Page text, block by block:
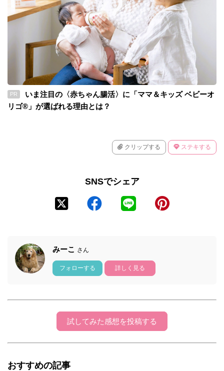
PR
いま注目の〈赤ちゃん腸活〉に「ママ＆キッズ ベビーオ
リゴ®」が選ばれる理由とは？
クリップする ステキする
SNSでシェア
みーこ さん
フォローする 詳しく見る
試してみた感想を投稿する
おすすめの記事